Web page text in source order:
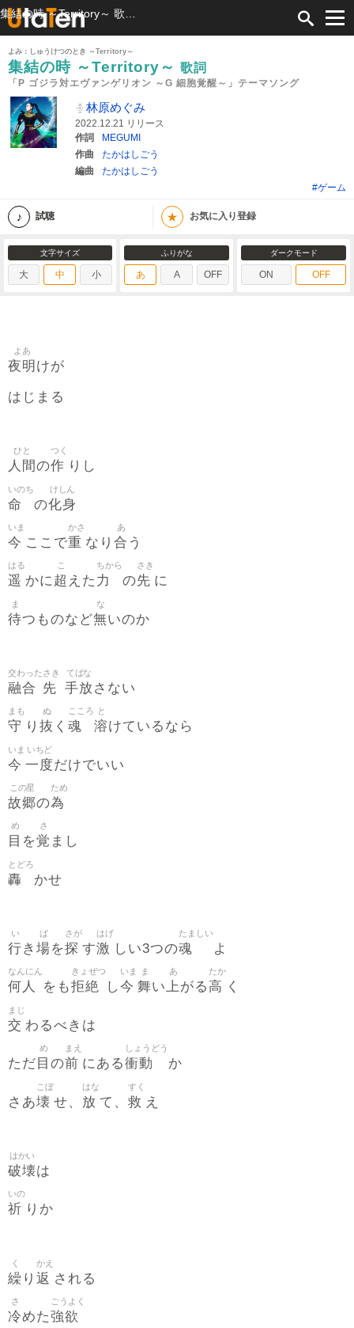
よみ：しゅうけつのとき ～Territory～
集結の時 ～Territory～ 歌詞
「P ゴジラ対エヴァンゲリオン ～G 細胞覚醒～」テーマソング
林原めぐみ
2022.12.21 リリース
作詞
MEGUMI
作曲
たかはしごう
編曲
たかはしごう
#ゲーム
試聴 ★ お気に入り登録
文字サイズ
大 中 小
ふりがな
あ A OFF
ダークモード
ON OFF
夜明
よあ
けが
はじまる
人間
ひと
の作
つく
りし
命
いのち
の化身
けしん
今
いま
ここで重
かさ
なり 合
あ
う
遥
はる
かに超
こ
えた 力
ちから
の先
さき
に
待
ま
つものなど無
な
いのか
融合
交わった
先
さき
手放
てばな
さない
守
まも
り 抜
ぬ
く 魂
こころ
溶
と
けているなら
今
いま
一度
いちど
だけでいい
故郷
この星
の為
ため
目
め
を覚
さ
まし
轟
とどろ
かせ
行
い
き 場
ば
を探
さが
す激
はげ
しい3つの魂
たましい
よ
何人
なんにん
をも拒絶
きょぜつ
し今
いま
舞
ま
い上
あ
がる 高
たか
く
交
まじ
わるべきは
ただ 目
め
の前
まえ
にある衝動
しょうどう
か
さあ壊
こぼ
せ、 放
はな
て、 救
すく
え
破壊
はかい
は
祈
いの
りか
繰
く
り 返
かえ
される
冷
さ
めた強欲
ごうよく